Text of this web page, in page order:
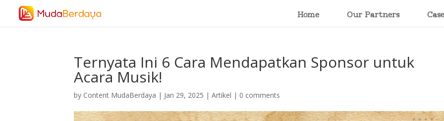
Home Our Partners
Ternyata Ini 6 Cara Mendapatkan Sponsor untuk
Acara Musik!
by Content MudaBerdaya | Jan 29, 2025 |Artikel | 0 comments